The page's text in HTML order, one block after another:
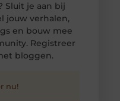
Sluit je aan bij
jouw verhalen,
en bouw mee
Registreer
bloggen.
nu!